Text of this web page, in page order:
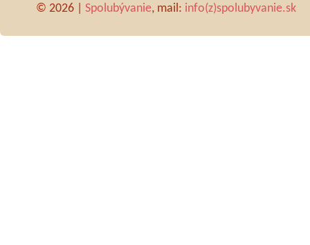
© 2026 | Spolubývanie, mail: info(z)spolubyvanie.sk